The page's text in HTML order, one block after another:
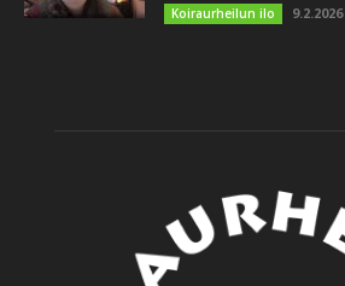
Koiraurheilun ilo 9.2.2026